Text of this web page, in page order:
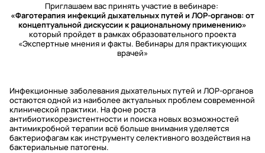
Приглашаем вас принять участие в вебинаре:
«Фаготерапия инфекций дыхательных путей и ЛОР-органов: от
концептуальной дискуссии к рациональному применению»
который пройдет в рамках образовательного проекта
«Экспертные мнения и факты. Вебинары для практикующих
врачей»
Инфекционные заболевания дыхательных путей и ЛОР-органов
остаются одной из наиболее актуальных проблем современной
клинической практики. На фоне роста
антибиотикорезистентности и поиска новых возможностей
антимикробной терапии всё больше внимания уделяется
бактериофагам как инструменту селективного воздействия на
бактериальные патогены.